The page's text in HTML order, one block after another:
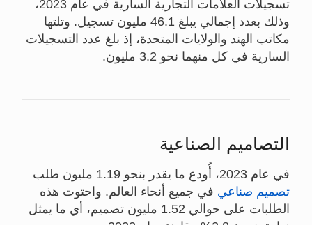
تسجيلات العلامات التجارية السارية في عام 2023،
وذلك بعدد إجمالي يبلغ 46.1 مليون تسجيل. وتلتها
مكاتب الهند والولايات المتحدة، إذ بلغ عدد التسجيلات
السارية في كل منهما نحو 3.2 مليون.
التصاميم الصناعية
في عام 2023، أُودع ما يقدر بنحو 1.19 مليون طلب
تصميم صناعي في جميع أنحاء العالم. واحتوت هذه
الطلبات على حوالي 1.52 مليون تصميم، أي ما يمثل